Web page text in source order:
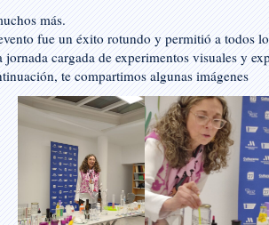
más.
fue un éxito rotundo y permitió a todos
jornada cargada de experimentos visuales y
te compartimos algunas imágenes